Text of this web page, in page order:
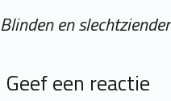
Blinden en
Geef een reactie